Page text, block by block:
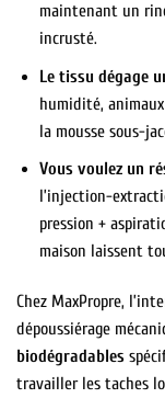
maintenant un
incrusté.
Le tissu dégage
humidité,
la mousse sous-
Vous voulez un
l’injection-
pression +
maison laissent
Chez MaxPropre,
dépoussiérage
biodégradables
travailler les taches